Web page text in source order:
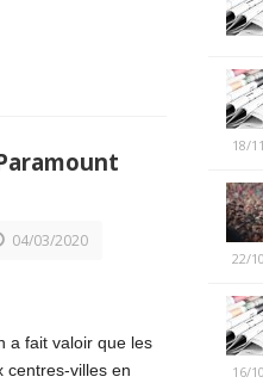
04/03/2020
a fait valoir que les
centres-villes en
18/
22/
16/